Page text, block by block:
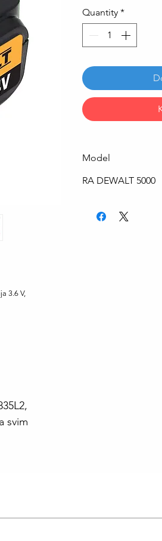
3.6 V,
svim
Quantity *
Model
RA DEWALT 5000